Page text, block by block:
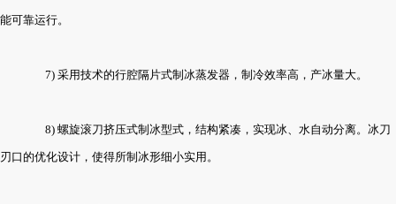
能可靠运行。
7) 采用技术的行腔隔片式制冰蒸发器，制冷效率高，产冰量大。
8) 螺旋滚刀挤压式制冰型式，结构紧凑，实现冰、水自动分离。冰刀
刃口的优化设计，使得所制冰形细小实用。